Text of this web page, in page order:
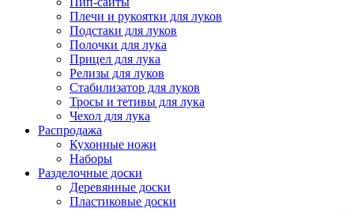
Плечи и рукоятки для луков
Подстаки для луков
Полочки для лука
Прицел для лука
Релизы для луков
Стабилизатор для луков
Тросы и тетивы для лука
Чехол для лука
Распродажа
Кухонные ножи
Наборы
Разделочные доски
Деревянные доски
Пластиковые доски